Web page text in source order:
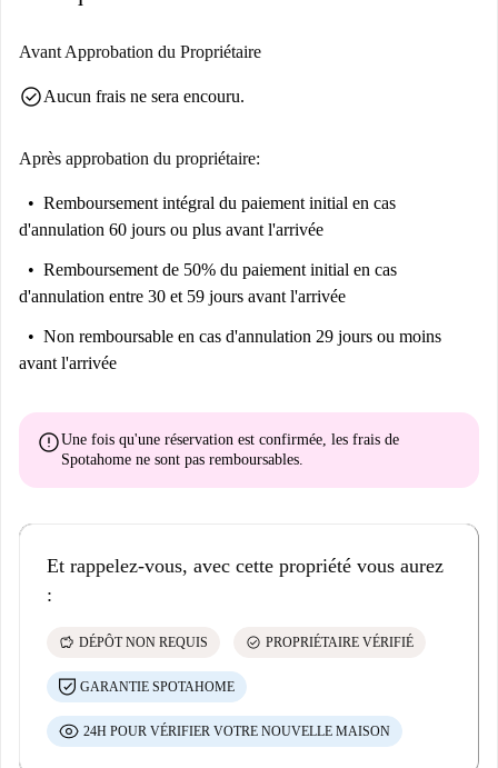
Avant Approbation du Propriétaire
check_circleAucun frais ne sera encouru.
Après approbation du propriétaire:
Remboursement intégral du paiement initial en cas
d'annulation 60 jours ou plus avant l'arrivée
Remboursement de 50% du paiement initial en cas
d'annulation entre 30 et 59 jours avant l'arrivée
Non remboursable en cas d'annulation 29 jours ou moins
avant l'arrivée
errorUne fois qu'une réservation est confirmée, les frais de
Spotahome ne sont pas remboursables.
Et rappelez-vous, avec cette propriété vous aurez
:
savings DÉPÔT NON REQUIS check_circle PROPRIÉTAIRE VÉRIFIÉ
GARANTIE SPOTAHOME
24H POUR VÉRIFIER VOTRE NOUVELLE MAISON